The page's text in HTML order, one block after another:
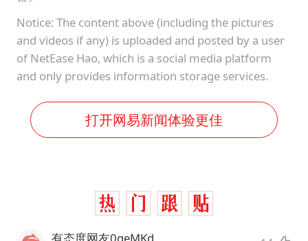
Notice: The content above (including the pictures
and videos if any) is uploaded and posted by a user
of NetEase Hao, which is a social media platform
and only provides information storage services.
打开网易新闻体验更佳
有态度网友0geMKd